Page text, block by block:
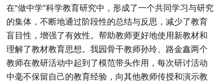
在“做中学”科学教育研究中，形成了一个共同学习与研究
的集体，不断地通过阶段性的总结与反思，减少了教育
盲目性，增强了有效性。帮助教师更好地使用新教材和
理解了教材教育思想。我园骨干教师孙玲、路金鑫两个
教师在教研活动中起到了模范带头作用，每次研讨活动
中毫不保留自己的教育经验，向其他教师传授和演示教